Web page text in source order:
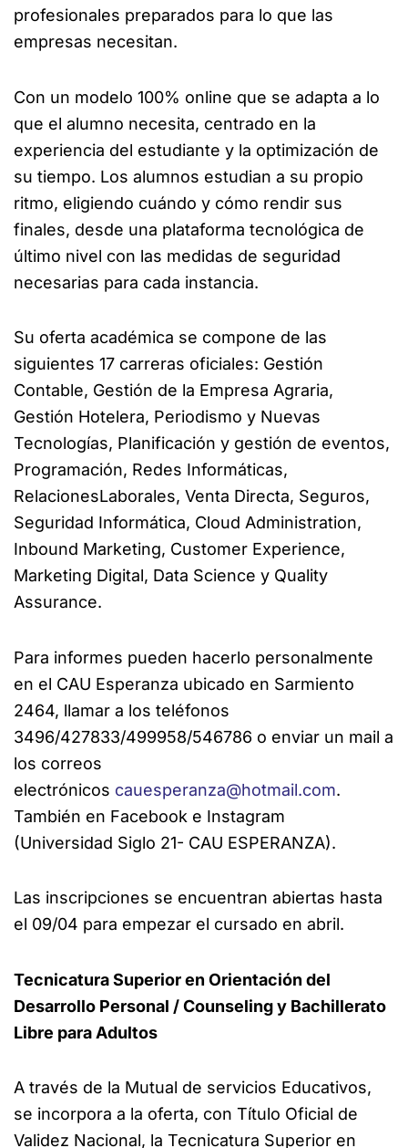
profesionales preparados para lo que las
empresas necesitan.
Con un modelo 100% online que se adapta a lo
que el alumno necesita, centrado en la
experiencia del estudiante y la optimización de
su tiempo. Los alumnos estudian a su propio
ritmo, eligiendo cuándo y cómo rendir sus
finales, desde una plataforma tecnológica de
último nivel con las medidas de seguridad
necesarias para cada instancia.
Su oferta académica se compone de las
siguientes 17 carreras oficiales: Gestión
Contable, Gestión de la Empresa Agraria,
Gestión Hotelera, Periodismo y Nuevas
Tecnologías, Planificación y gestión de eventos,
Programación, Redes Informáticas,
RelacionesLaborales, Venta Directa, Seguros,
Seguridad Informática, Cloud Administration,
Inbound Marketing, Customer Experience,
Marketing Digital, Data Science y Quality
Assurance.
Para informes pueden hacerlo personalmente
en el CAU Esperanza ubicado en Sarmiento
2464, llamar a los teléfonos
3496/427833/499958/546786 o enviar un mail a
los correos
electrónicos cauesperanza@hotmail.com.
También en Facebook e Instagram
(Universidad Siglo 21- CAU ESPERANZA).
Las inscripciones se encuentran abiertas hasta
el 09/04 para empezar el cursado en abril.
Tecnicatura Superior en Orientación del
Desarrollo Personal / Counseling y Bachillerato
Libre para Adultos
A través de la Mutual de servicios Educativos,
se incorpora a la oferta, con Título Oficial de
Validez Nacional, la Tecnicatura Superior en